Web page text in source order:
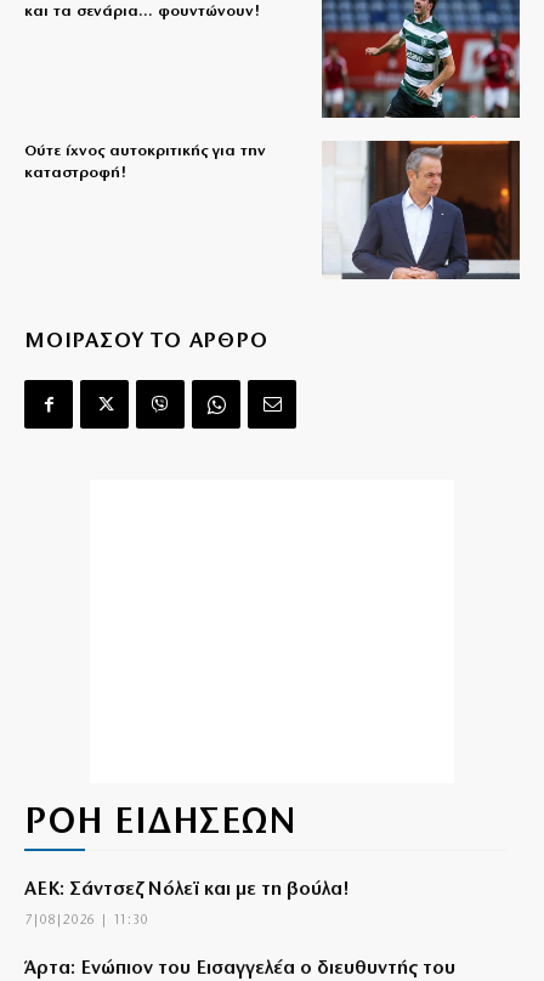
και τα σενάρια… φουντώνουν!
Ούτε ίχνος αυτοκριτικής για την
καταστροφή!
ΜΟΙΡΑΣΟΥ ΤΟ ΑΡΘΡΟ
ΡΟΗ ΕΙΔΗΣΕΩΝ
ΑΕΚ: Σάντσεζ Νόλεϊ και με τη βούλα!
7|08|2026 | 11:30
Άρτα: Ενώπιον του Εισαγγελέα ο διευθυντής του